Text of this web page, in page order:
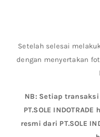
Setelah selesai
dengan menyertakan
NB: Setiap
PT.SOLE
resmi dari PT.SOLE